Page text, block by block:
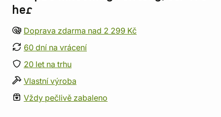
her
Doprava zdarma nad 2 299 Kč
60 dní na vrácení
20 let na trhu
Vlastní výroba
Vždy pečlivě zabaleno